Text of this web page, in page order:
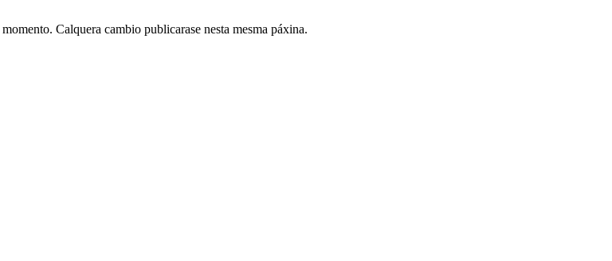
Calquera cambio publicarase nesta mesma páxina.